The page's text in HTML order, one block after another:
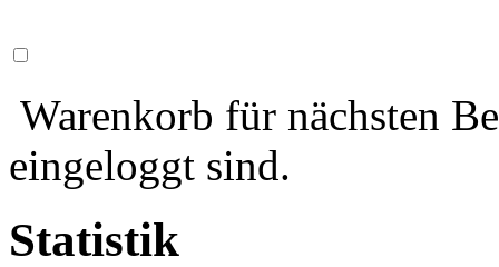
Warenkorb für nächsten
eingeloggt sind.
Statistik